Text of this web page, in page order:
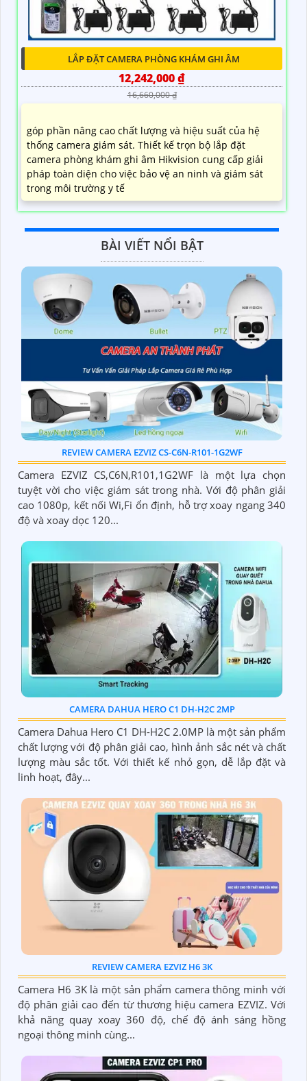
LẮP ĐẶT CAMERA PHÒNG KHÁM GHI ÂM
12,242,000 ₫
16,660,000 ₫
góp phần nâng cao chất lượng và hiệu suất của hệ
thống camera giám sát. Thiết kế trọn bộ lắp đặt
camera phòng khám ghi âm Hikvision cung cấp giải
pháp toàn diện cho việc bảo vệ an ninh và giám sát
trong môi trường y tế
BÀI VIẾT NỔI BẬT
REVIEW CAMERA EZVIZ CS-C6N-R101-1G2WF
Camera EZVIZ CS,C6N,R101,1G2WF là một lựa chọn
tuyệt vời cho việc giám sát trong nhà. Với độ phân giải
cao 1080p, kết nối Wi,Fi ổn định, hỗ trợ xoay ngang 340
độ và xoay dọc 120...
CAMERA DAHUA HERO C1 DH-H2C 2MP
Camera Dahua Hero C1 DH-H2C 2.0MP là một sản phẩm
chất lượng với độ phân giải cao, hình ảnh sắc nét và chất
lượng màu sắc tốt. Với thiết kế nhỏ gọn, dễ lắp đặt và
linh hoạt, đây...
REVIEW CAMERA EZVIZ H6 3K
Camera H6 3K là một sản phẩm camera thông minh với
độ phân giải cao đến từ thương hiệu camera EZVIZ. Với
khả năng quay xoay 360 độ, chế độ ánh sáng hồng
ngoại thông minh cùng...